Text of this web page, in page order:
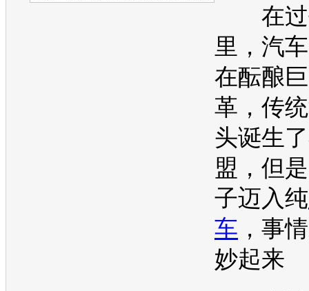
在过
里，汽
在酝酿
革，传
头诞生
盟，但
子迈入纯
车 ，事
妙起来